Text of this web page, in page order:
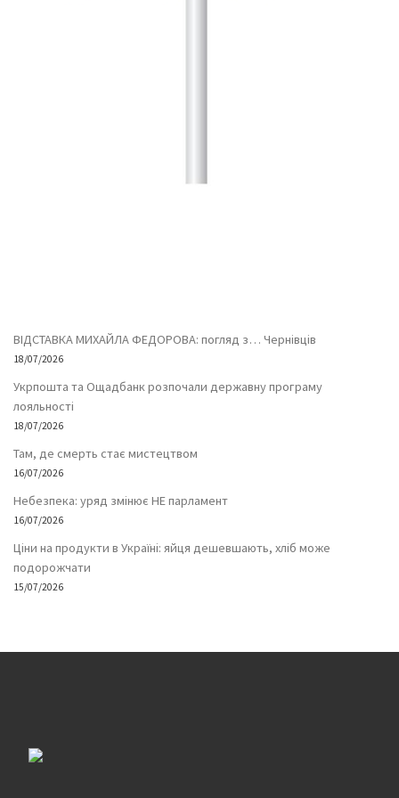
ВІДСТАВКА МИХАЙЛА ФЕДОРОВА: погляд з… Чернівців
18/07/2026
Укрпошта та Ощадбанк розпочали державну програму
лояльності
18/07/2026
Там, де смерть стає мистецтвом
16/07/2026
Небезпека: уряд змінює НЕ парламент
16/07/2026
Ціни на продукти в Україні: яйця дешевшають, хліб може
подорожчати
15/07/2026